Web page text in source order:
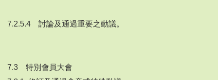
7.2.5.4 討論及通過重要之動議。
7.3 特別會員大會